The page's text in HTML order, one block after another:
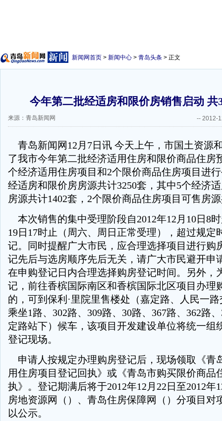
新闻网首页 > 新闻中心 > 青岛头条 > 正文
今年第二批经适房和限价房销售启动 共
来源：青岛新闻网 -- 2012-
青岛新闻网12月7日讯 今天上午，市国土资源
了我市今年第二批经济适用住房和限价商品住房
个经济适用住房项目和2个限价商品住房项目进
经适房和限价房房源共计3250套，其中5个经济
房源共计1402套，2个限价商品住房项目可售房
本次销售的集中受理阶段自2012年12月10日8
19日17时止（周六、周日正常受理），超过规定
记。同时提醒广大市民，应合理选择项目进行购
记先后与选房顺序先后无关，请广大市民避开申
在申购登记日内合理选择购房登记时间。另外，
记，前往香槟国际南区和香槟国际北区项目办理
的，可到保利·里院里售楼处（嘉定路、人民一
乘坐1路、302路、309路、30路、367路、362路
定路站下）候车，该项目开发建设单位将统一组
登记现场。
申请人按规定办理购房登记后，现场领取《青
用住房项目登记回执》或《青岛市购买限价商品
执》。登记期满后将于2012年12月22日至2012年
房地资源网（）、青岛住房保障网（）分项目对
以公示。